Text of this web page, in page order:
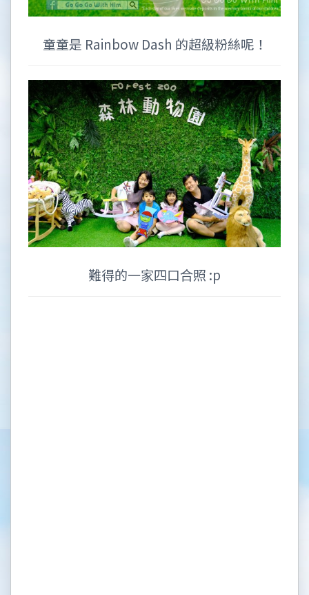
童童是 Rainbow Dash 的超級粉絲呢！
難得的一家四口合照 :p